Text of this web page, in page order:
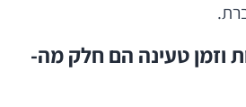
וזמן טעינה הם חלק מה-